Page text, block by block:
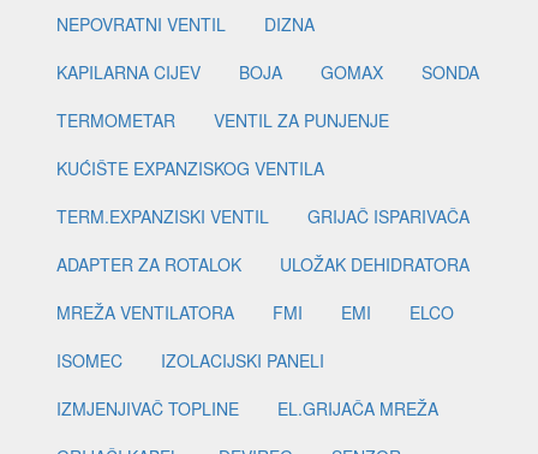
NEPOVRATNI VENTIL
DIZNA
KAPILARNA CIJEV
BOJA GOMAX
SONDA
TERMOMETAR
VENTIL ZA PUNJENJE
KUĆIŠTE EXPANZISKOG VENTILA
TERM.EXPANZISKI VENTIL
GRIJAČ ISPARIVAČA
ADAPTER ZA ROTALOK
ULOŽAK DEHIDRATORA
MREŽA VENTILATORA
FMI EMI
ELCO
ISOMEC
IZOLACIJSKI PANELI
IZMJENJIVAČ TOPLINE
EL.GRIJAČA MREŽA